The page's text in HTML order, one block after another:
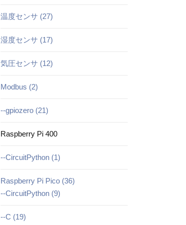
温度センサ (27)
湿度センサ (17)
気圧センサ (12)
Modbus (2)
--gpiozero (21)
Raspberry Pi 400
--CircuitPython (1)
Raspberry Pi Pico (36)
--CircuitPython (9)
--C (19)